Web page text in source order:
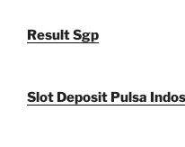
Result Sgp
Slot Deposit Pulsa